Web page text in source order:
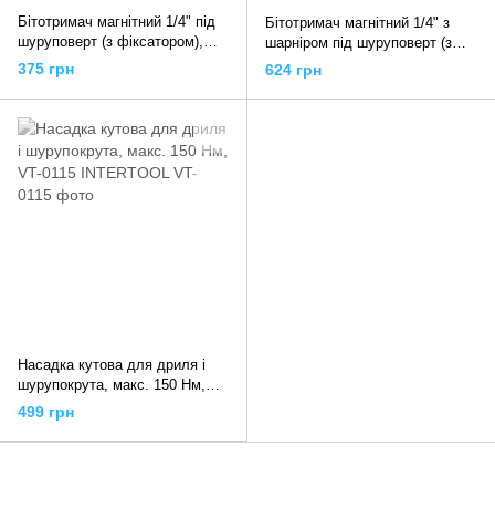
Бітотримач магнітний 1/4" під
шуруповерт (з фіксатором),
FTGB0807 TOPTUL
375 грн
Бітотримач магнітний 1/4" з
шарніром під шуруповерт (з
фіксатором), FTGA0808
TOPTUL
624 грн
Насадка кутова для дриля і
шурупокрута, макс. 150 Нм,
VT-0115 INTERTOOL
499 грн